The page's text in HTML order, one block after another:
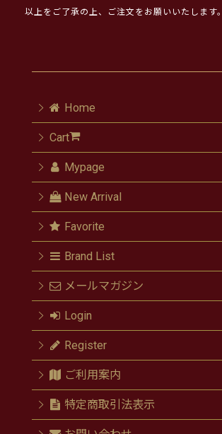
以上をご了承の上、ご注文をお願いいたします。
Home
Cart
Mypage
New Arrival
Favorite
Brand List
メールマガジン
Login
Register
ご利用案内
特定商取引法表示